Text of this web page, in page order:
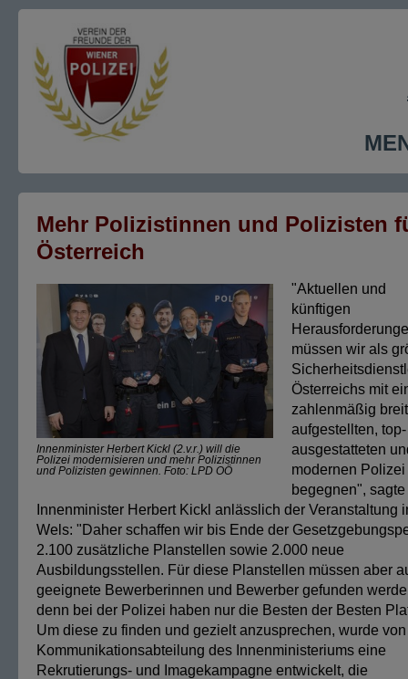
Mehr Polizistinnen und Polizisten
Österreich
Innenminister Herbert Kickl (2.v.r.) will die
Polizei modernisieren und mehr Polizistinnen
und Polizisten gewinnen. Foto: LPD OÖ
"Aktuellen und
künftigen
müssen wir als
Österreichs mit
zahlenmäßig breit
aufgestellten, top-
ausgestatteten
modernen Polizei
begegnen", sagte
Innenminister Herbert Kickl anlässlich der Veranstaltung
Wels: "Daher schaffen wir bis Ende der
2.100 zusätzliche Planstellen sowie 2.000 neue
Ausbildungsstellen. Für diese Planstellen müssen aber
geeignete Bewerberinnen und Bewerber gefunden
denn bei der Polizei haben nur die Besten der Besten
Um diese zu finden und gezielt anzusprechen, wurde
Kommunikationsabteilung des Innenministeriums eine
Rekrutierungs- und Imagekampagne entwickelt, die